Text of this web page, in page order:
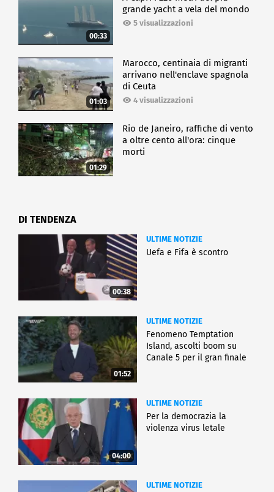
00:33
grande yacht a vela del mondo
5 visualizzazioni
01:03
Marocco, centinaia di migranti
arrivano nell'enclave spagnola
di Ceuta
4 visualizzazioni
01:29
Rio de Janeiro, raffiche di vento
a oltre cento all'ora: cinque
morti
DI TENDENZA
00:38
ULTIME NOTIZIE
Uefa e Fifa è scontro
01:52
ULTIME NOTIZIE
Fenomeno Temptation
Island, ascolti boom su
Canale 5 per il gran finale
04:00
ULTIME NOTIZIE
Per la democrazia la
violenza virus letale
ULTIME NOTIZIE